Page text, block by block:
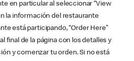
en particular al seleccionar “View
la información del restaurante
está participando, “Order Here”
final de la página con los detalles y
y comenzar tu orden. Si no está